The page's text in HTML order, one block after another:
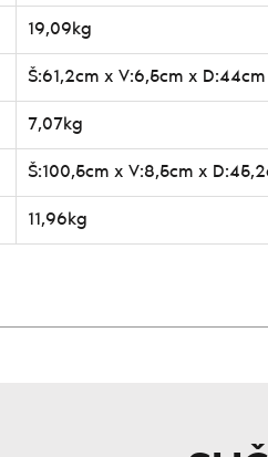
19,09kg
Š:61,2cm x V:6,5cm x D:44cm
7,07kg
Š:100,5cm x V:8,5cm x
11,96kg